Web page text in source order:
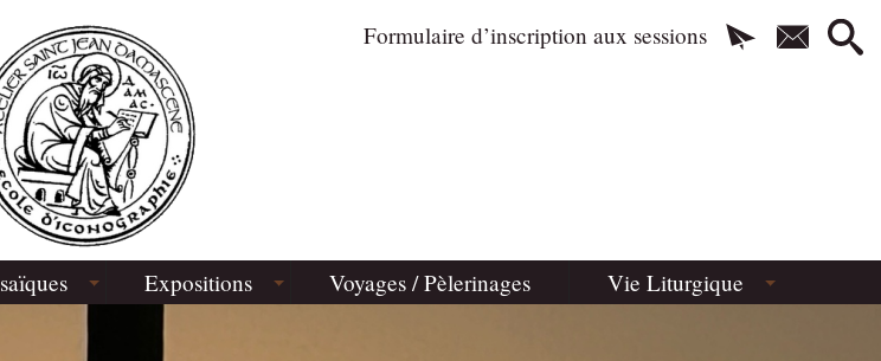
Formulaire d’inscription aux sessions
Expositions Voyages / Pèlerinages Vie Liturgique